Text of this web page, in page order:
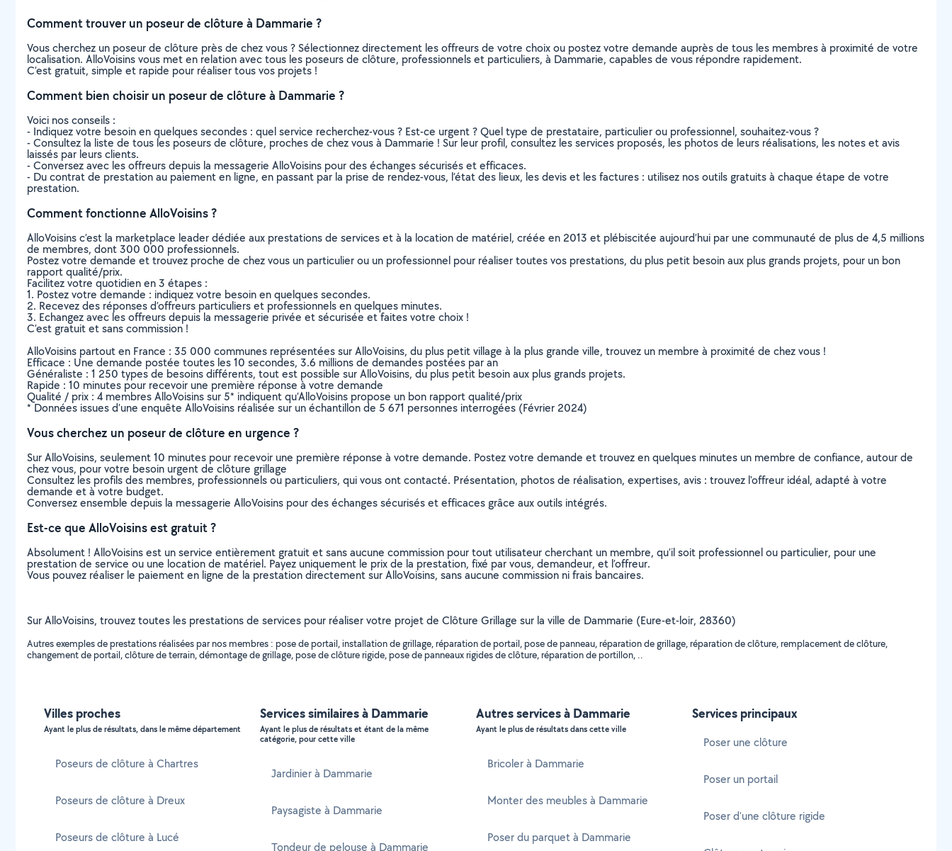
Comment trouver un poseur de clôture à Dammarie ?
Vous cherchez un poseur de clôture près de chez vous ? Sélectionnez directement les offreurs de votre choix ou postez votre demande auprès de tous les membres à proximité de votre
localisation. AlloVoisins vous met en relation avec tous les poseurs de clôture, professionnels et particuliers, à Dammarie, capables de vous répondre rapidement.
C’est gratuit, simple et rapide pour réaliser tous vos projets !
Comment bien choisir un poseur de clôture à Dammarie ?
Voici nos conseils :
- Indiquez votre besoin en quelques secondes : quel service recherchez-vous ? Est-ce urgent ? Quel type de prestataire, particulier ou professionnel, souhaitez-vous ?
- Consultez la liste de tous les poseurs de clôture, proches de chez vous à Dammarie ! Sur leur profil, consultez les services proposés, les photos de leurs réalisations, les notes et avis
laissés par leurs clients.
- Conversez avec les offreurs depuis la messagerie AlloVoisins pour des échanges sécurisés et efficaces.
- Du contrat de prestation au paiement en ligne, en passant par la prise de rendez-vous, l’état des lieux, les devis et les factures : utilisez nos outils gratuits à chaque étape de votre
prestation.
Comment fonctionne AlloVoisins ?
AlloVoisins c’est la marketplace leader dédiée aux prestations de services et à la location de matériel, créée en 2013 et plébiscitée aujourd’hui par une communauté de plus de 4,5 millions
de membres, dont 300 000 professionnels.
Postez votre demande et trouvez proche de chez vous un particulier ou un professionnel pour réaliser toutes vos prestations, du plus petit besoin aux plus grands projets, pour un bon
rapport qualité/prix.
Facilitez votre quotidien en 3 étapes :
1. Postez votre demande : indiquez votre besoin en quelques secondes.
2. Recevez des réponses d’offreurs particuliers et professionnels en quelques minutes.
3. Echangez avec les offreurs depuis la messagerie privée et sécurisée et faites votre choix !
C’est gratuit et sans commission !
AlloVoisins partout en France : 35 000 communes représentées sur AlloVoisins, du plus petit village à la plus grande ville, trouvez un membre à proximité de chez vous !
Efficace : Une demande postée toutes les 10 secondes, 3.6 millions de demandes postées par an
Généraliste : 1 250 types de besoins différents, tout est possible sur AlloVoisins, du plus petit besoin aux plus grands projets.
Rapide : 10 minutes pour recevoir une première réponse à votre demande
Qualité / prix : 4 membres AlloVoisins sur 5* indiquent qu’AlloVoisins propose un bon rapport qualité/prix
* Données issues d’une enquête AlloVoisins réalisée sur un échantillon de 5 671 personnes interrogées (Février 2024)
Vous cherchez un poseur de clôture en urgence ?
Sur AlloVoisins, seulement 10 minutes pour recevoir une première réponse à votre demande. Postez votre demande et trouvez en quelques minutes un membre de confiance, autour de
chez vous, pour votre besoin urgent de clôture grillage
Consultez les profils des membres, professionnels ou particuliers, qui vous ont contacté. Présentation, photos de réalisation, expertises, avis : trouvez l'offreur idéal, adapté à votre
demande et à votre budget.
Conversez ensemble depuis la messagerie AlloVoisins pour des échanges sécurisés et efficaces grâce aux outils intégrés.
Est-ce que AlloVoisins est gratuit ?
Absolument ! AlloVoisins est un service entièrement gratuit et sans aucune commission pour tout utilisateur cherchant un membre, qu’il soit professionnel ou particulier, pour une
prestation de service ou une location de matériel. Payez uniquement le prix de la prestation, fixé par vous, demandeur, et l’offreur.
Vous pouvez réaliser le paiement en ligne de la prestation directement sur AlloVoisins, sans aucune commission ni frais bancaires.
Sur AlloVoisins, trouvez toutes les prestations de services pour réaliser votre projet de Clôture Grillage sur la ville de Dammarie (Eure-et-loir, 28360)
Autres exemples de prestations réalisées par nos membres : pose de portail, installation de grillage, réparation de portail, pose de panneau, réparation de grillage, réparation de clôture, remplacement de clôture,
changement de portail, clôture de terrain, démontage de grillage, pose de clôture rigide, pose de panneaux rigides de clôture, réparation de portillon, ..
Villes proches
Ayant le plus de résultats, dans le même département
Poseurs de clôture à Chartres
Poseurs de clôture à Dreux
Poseurs de clôture à Lucé
Services similaires à Dammarie
Ayant le plus de résultats et étant de la même
catégorie, pour cette ville
Jardinier à Dammarie
Paysagiste à Dammarie
Tondeur de pelouse à Dammarie
Autres services à Dammarie
Ayant le plus de résultats dans cette ville
Bricoler à Dammarie
Monter des meubles à Dammarie
Poser du parquet à Dammarie
Services principaux
Poser une clôture
Poser un portail
Poser d'une clôture rigide